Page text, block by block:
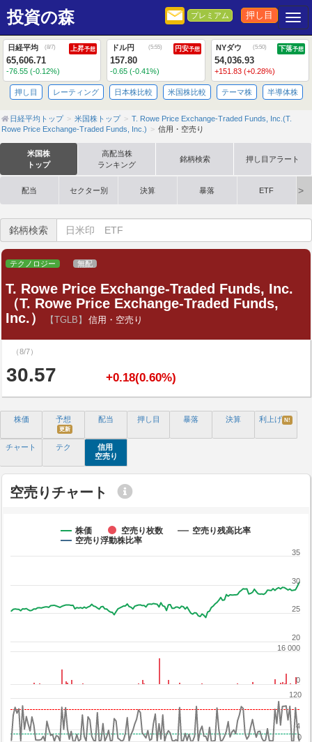
投資の森 プレミアム 押し目
日経平均 (8/7) 上昇予想
65,606.71
-76.55 (-0.12%)
ドル円 (5:55) 円安予想
157.80
-0.65 (-0.41%)
NYダウ (5:50) 下落予想
54,036.93
+151.83 (+0.28%)
押し目 レーティング 日本株比較 米国株比較 テーマ株 半導体株
日経平均トップ 米国株トップ
T. Rowe Price Exchange-Traded Funds, Inc.(T.
Rowe Price Exchange-Traded Funds, Inc.)
信用・空売り
米国株
トップ
高配当株
ランキング
銘柄検索 押し目アラート
配当 セクター別 決算 暴落 ETF
銘柄検索
テクノロジー 無配
T. Rowe Price Exchange-Traded Funds, Inc.
（T. Rowe Price Exchange-Traded Funds,
Inc.）
【TGLB】 信用・空売り
（8/7）
30.57 +0.18(0.60%)
株価 予想
更新
配当 押し目 暴落 決算 利上げ N!
チャート テク
信用
空売り
空売りチャート
株価 空売り枚数
空売り残高比率
空売り浮動株比率
20
25
30
35
0
16 000
0
120
4